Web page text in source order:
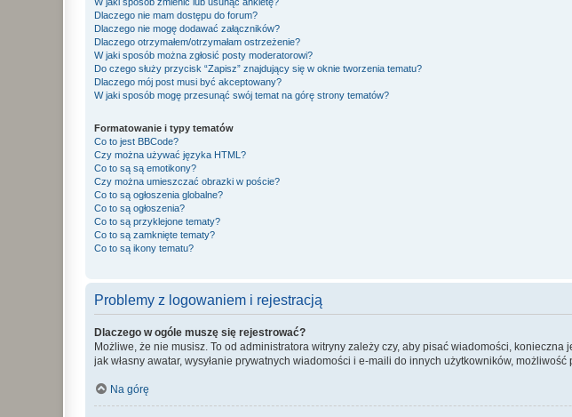
Dlaczego nie mam dostępu do forum?
Dlaczego nie mogę dodawać załączników?
Dlaczego otrzymałem/otrzymałam ostrzeżenie?
W jaki sposób można zgłosić posty moderatorowi?
Do czego służy przycisk “Zapisz” znajdujący się w oknie tworzenia tematu?
Dlaczego mój post musi być akceptowany?
W jaki sposób mogę przesunąć swój temat na górę strony tematów?
Formatowanie i typy tematów
Co to jest BBCode?
Czy można używać języka HTML?
Co to są są emotikony?
Czy można umieszczać obrazki w poście?
Co to są ogłoszenia globalne?
Co to są ogłoszenia?
Co to są przyklejone tematy?
Co to są zamknięte tematy?
Co to są ikony tematu?
Problemy z logowaniem i rejestracją
Dlaczego w ogóle muszę się rejestrować?
Możliwe, że nie musisz. To od administratora witryny zależy czy, aby pisać wiadomości,
jak własny awatar, wysyłanie prywatnych wiadomości i e-maili do innych użytkowników,
Na górę